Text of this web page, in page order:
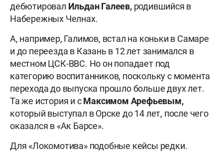
дебютировал Ильдан Галеев, родившийся в
Набережных Челнах.
А, например, Галимов, встал на коньки в Самаре
и до переезда в Казань в 12 лет занимался в
местном ЦСК-ВВС. Но он попадает под
категорию воспитанников, поскольку с момента
перехода до выпуска прошло больше двух лет.
Та же история и сМаксимом Арефьевым,
который выступал в Орске до 14 лет, после чего
оказался в «Ак Барсе».
Для «Локомотива» подобные кейсы редки.